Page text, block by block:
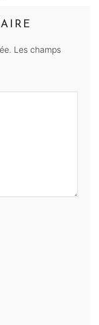
Les champs